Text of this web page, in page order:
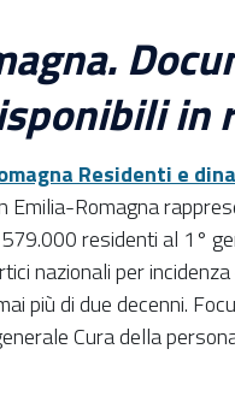
in
Residenti e
Emilia-Romagna
residenti al 1°
nazionali per
più di due decenni.
Cura della